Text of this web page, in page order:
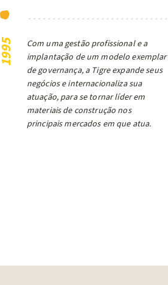
1995
Com uma gestão profissional e a
implantação de um modelo exemplar
de governança, a Tigre expande seus
negócios e internacionaliza sua
atuação, para se tornar líder em
materiais de construção nos
principais mercados em que atua.